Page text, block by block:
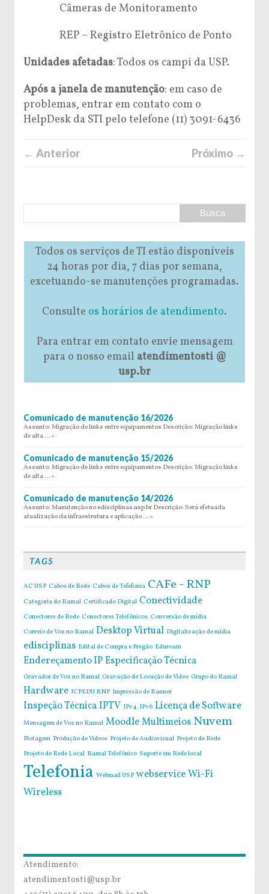
Câmeras de Monitoramento
REP – Registro Eletrônico de Ponto
Unidades afetadas: Todos os campi da USP.
Após a janela de manutenção: em caso de
problemas, entrar em contato com o
HelpDesk da STI pelo telefone (11) 3091-6436
← Anterior Próximo →
Todos os serviços de TI estão disponíveis
24 horas por dia, 7 dias por semana,
excetuando-se manutenções programadas.
Consulte os horários de atendimento.
Para entrar em contato envie mensagem
para o nosso email atendimentosti @
usp.br
Comunicado de manutenção 16/2026
Assunto: Migração de links entre equipamentos Descrição: Migração links
de alta … »
Comunicado de manutenção 15/2026
Assunto: Migração de links entre equipamentos Descrição: Migração links
de alta … »
Comunicado de manutenção 14/2026
Assunto: Manutenção no edisciplinas.usp.br Descrição: Será efetuada
atualização da infraestrutura e aplicação … »
TAGS
AC USP Cabos de Rede Cabos de Tefefonia CAFe - RNP
Categoria do Ramal Certificado Digital Conectividade
Conectores de Rede Conectores Telefônicos Conversão de mídia
Correio de Voz no Ramal Desktop Virtual Digitalização de mídia
edisciplinas Edital de Compra e Pregão Eduroam
Endereçamento IPEspecificação Técnica
Gravador de Voz no Ramal Gravação de Locução de Vídeo Grupo do Ramal
Hardware ICPEDU RNP Impressão de Banner
Inspeção TécnicaIPTV IPv4 IPv6 Licença de Software
Mensagem de Voz no Ramal MoodleMultimeios Nuvem
Plotagem Produção de Vídeos Projeto de Audiovisual Projeto de Rede
Projeto de Rede Local Ramal Telefônico Suporte em Rede local
Telefonia Webmail USP webserviceWi-Fi
Wireless
Atendimento:
atendimentosti@usp.br